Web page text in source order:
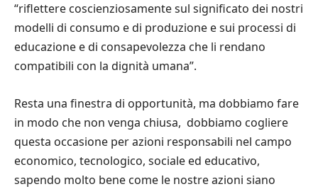
“riflettere coscienziosamente sul significato dei nostri
modelli di consumo e di produzione e sui processi di
educazione e di consapevolezza che li rendano
compatibili con la dignità umana”.
Resta una finestra di opportunità, ma dobbiamo fare
in modo che non venga chiusa, dobbiamo cogliere
questa occasione per azioni responsabili nel campo
economico, tecnologico, sociale ed educativo,
sapendo molto bene come le nostre azioni siano